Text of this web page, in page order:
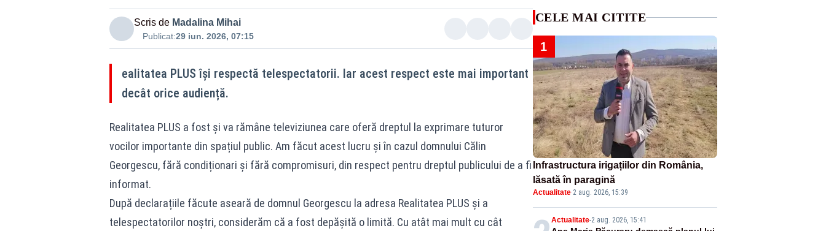
Scris de Madalina Mihai
Publicat:29 iun. 2026, 07:15
ealitatea PLUS își respectă telespectatorii. Iar acest respect este mai important
decât orice audiență.
Realitatea PLUS a fost și va rămâne televiziunea care oferă dreptul la exprimare tuturor
vocilor importante din spațiul public. Am făcut acest lucru și în cazul domnului Călin
Georgescu, fără condiționari și fără compromisuri, din respect pentru dreptul publicului de a fi
informat.
După declarațiile făcute aseară de domnul Georgescu la adresa Realitatea PLUS și a
telespectatorilor noștri, considerăm că a fost depășită o limită. Cu atât mai mult cu cât
CELE MAI CITITE
1
Infrastructura irigațiilor din România,
lăsată în paragină
Actualitate·2 aug. 2026, 15:39
Actualitate-2 aug. 2026, 15:41